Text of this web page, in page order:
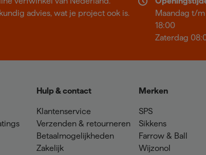
advies, wat je project ook is.
Maandag t/
18:00
Zaterdag
Hulp & contact
Klantenservice
Verzenden & retourneren
Betaalmogelijkheden
Zakelijk
Merken
SPS
Sikkens
Farrow & Ball
Wijzonol